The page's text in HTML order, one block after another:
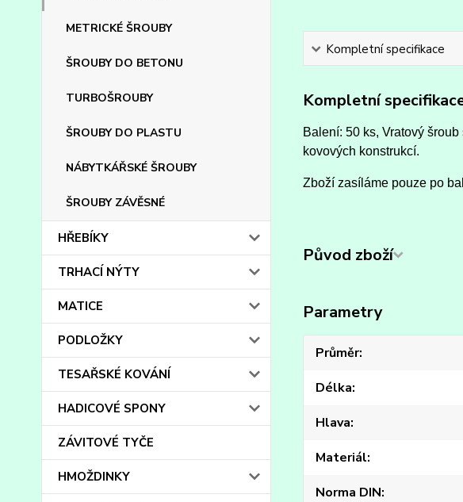
METRICKÉ ŠROUBY
ŠROUBY DO BETONU
TURBOŠROUBY
ŠROUBY DO PLASTU
NÁBYTKÁŘSKÉ ŠROUBY
ŠROUBY ZÁVĚSNÉ
HŘEBÍKY
TRHACÍ NÝTY
MATICE
PODLOŽKY
TESAŘSKÉ KOVÁNÍ
HADICOVÉ SPONY
ZÁVITOVÉ TYČE
HMOŽDINKY
Kompletní specifikace
Kompletní
Balení: 50 ks, Vratový
kovových konstrukcí.
Zboží zasíláme pouze po
Původ zboží
Parametry
Průměr
Délka
Hlava
Materiál
Norma DIN